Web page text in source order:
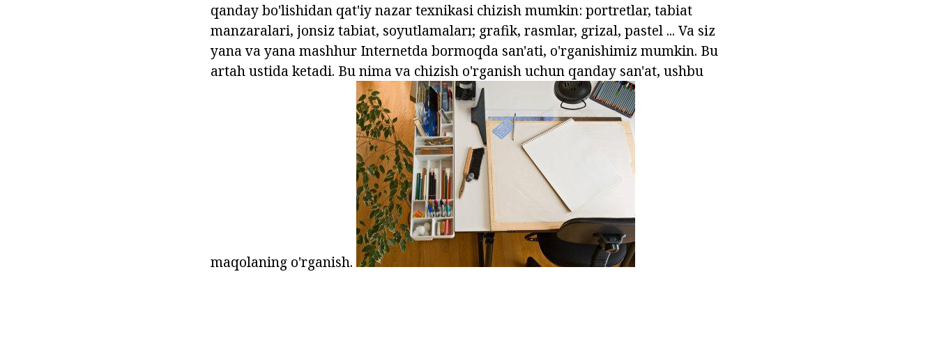
qanday bo'lishidan qat'iy nazar texnikasi chizish mumkin: portretlar, tabiat
manzaralari, jonsiz tabiat, soyutlamaları; grafik, rasmlar, grizal, pastel ... Va siz
yana va yana mashhur Internetda bormoqda san'ati, o'rganishimiz mumkin. Bu
artah ustida ketadi. Bu nima va chizish o'rganish uchun qanday san'at, ushbu
maqolaning o'rganish.